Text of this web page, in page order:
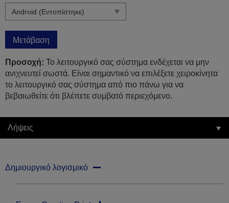
Μετάβαση
Προσοχή: Το λειτουργικό σας σύστημα ενδέχεται να μην
ανιχνευτεί σωστά. Είναι σημαντικό να επιλέξετε χειροκίνητα
το λειτουργικό σας σύστημα από πιο πάνω για να
βεβαιωθείτε ότι βλέπετε συμβατό περιεχόμενο.
Λήψεις
Δημιουργικό λογισμικό